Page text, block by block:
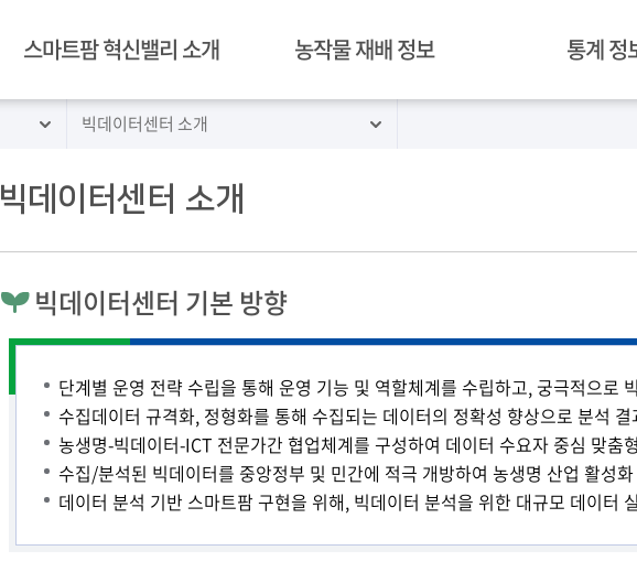
스마트팜 혁신밸리 소개
인사말
혁신밸리 구축
혁신밸리 이용 안내
시설 안내
교육 안내
빅데이터센터 소개
찾아오시는길
농작물 재배 정보
혁신밸리 재배 작물
통계 정
빅데이터센터 소개
빅데이터센터 소개
빅데이터센터 기본 방향
단계별 운영 전략 수립을 통해 운영 기능 및 역할체계를 수립하고, 궁극적으로
수집데이터 규격화, 정형화를 통해 수집되는 데이터의 정확성 향상으로 분석
농생명-빅데이터-ICT 전문가간 협업체계를 구성하여 데이터 수요자 중심 맞춤
수집/분석된 빅데이터를 중앙정부 및 민간에 적극 개방하여 농생명 산업 활성화
데이터 분석 기반 스마트팜 구현을 위해, 빅데이터 분석을 위한 대규모 데이터